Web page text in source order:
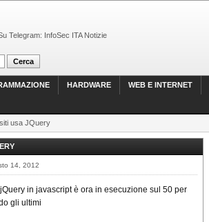
Telegram: InfoSec ITA Notizie
HARDWARE WEB E INTERNET
usa JQuery
14, 2012
jQuery in javascript è ora in esecuzione sul 50 per
gli ultimi